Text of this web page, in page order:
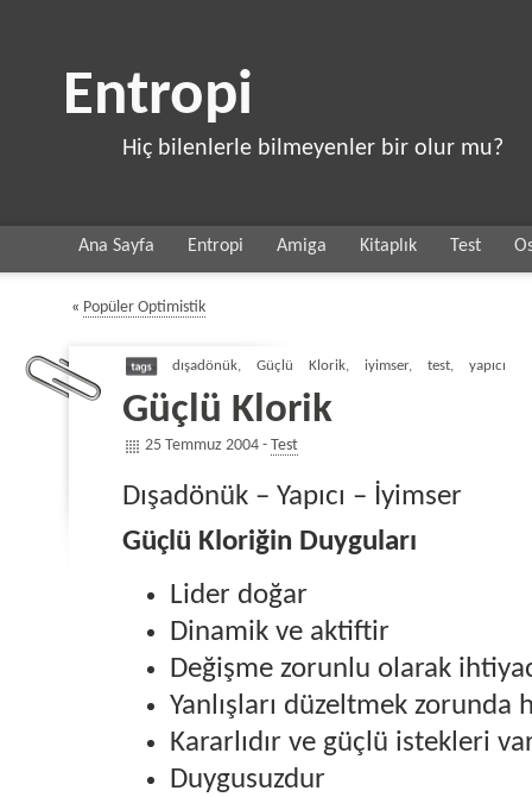
Entropi
Hiç bilenlerle bilmeyenler bir olur mu?
Ana Sayfa Entropi Amiga Kitaplık Test
« Popüler Optimistik
dışadönük, Güçlü Klorik, iyimser, test, yapıcı
Güçlü Klorik
25 Temmuz 2004 - Test
Dışadönük – Yapıcı – İyimser
Güçlü Kloriğin Duyguları
Lider doğar
Dinamik ve aktiftir
Değişme zorunlu olarak
Yanlışları düzeltmek zorunda
Kararlıdır ve güçlü istekleri
Duygusuzdur